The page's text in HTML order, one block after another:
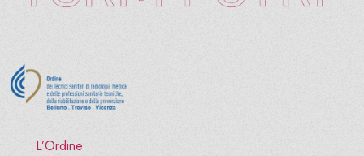
L’Ordine